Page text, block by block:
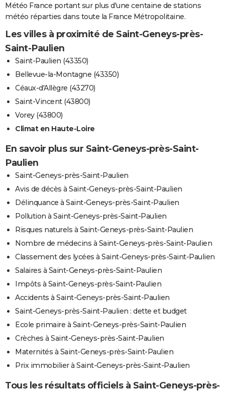
Météo France portant sur plus d'une centaine de stations
météo réparties dans toute la France Métropolitaine.
Les villes à proximité de Saint-Geneys-près-
Saint-Paulien
Saint-Paulien (43350)
Bellevue-la-Montagne (43350)
Céaux-d'Allègre (43270)
Saint-Vincent (43800)
Vorey (43800)
Climat en Haute-Loire
En savoir plus sur Saint-Geneys-près-Saint-
Paulien
Saint-Geneys-près-Saint-Paulien
Avis de décès à Saint-Geneys-près-Saint-Paulien
Délinquance à Saint-Geneys-près-Saint-Paulien
Pollution à Saint-Geneys-près-Saint-Paulien
Risques naturels à Saint-Geneys-près-Saint-Paulien
Nombre de médecins à Saint-Geneys-près-Saint-Paulien
Classement des lycées à Saint-Geneys-près-Saint-Paulien
Salaires à Saint-Geneys-près-Saint-Paulien
Impôts à Saint-Geneys-près-Saint-Paulien
Accidents à Saint-Geneys-près-Saint-Paulien
Saint-Geneys-près-Saint-Paulien : dette et budget
Ecole primaire à Saint-Geneys-près-Saint-Paulien
Crèches à Saint-Geneys-près-Saint-Paulien
Maternités à Saint-Geneys-près-Saint-Paulien
Prix immobilier à Saint-Geneys-près-Saint-Paulien
Tous les résultats officiels à Saint-Geneys-près-